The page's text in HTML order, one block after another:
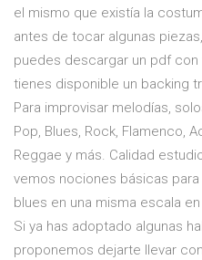
el mismo que existía la
antes de tocar algunas
puedes descargar un pdf
tienes disponible un backing
Para improvisar melodías,
Pop, Blues, Rock, Flamenco,
Reggae y más. Calidad
vemos nociones básicas
blues en una misma escala
Si ya has adoptado algunas
proponemos dejarte llevar